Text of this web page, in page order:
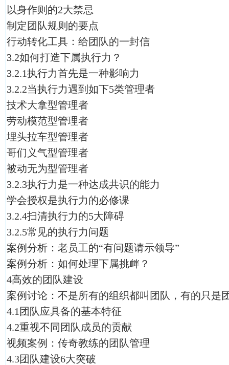
以身作则的2大禁忌
制定团队规则的要点
行动转化工具：给团队的一封信
3.2如何打造下属执行力？
3.2.1执行力首先是一种影响力
3.2.2当执行力遇到如下5类管理者
技术大拿型管理者
劳动模范型管理者
埋头拉车型管理者
哥们义气型管理者
被动无为型管理者
3.2.3执行力是一种达成共识的能力
学会授权是执行力的必修课
3.2.4扫清执行力的5大障碍
3.2.5常见的执行力问题
案例分析：老员工的“有问题请示领导”
案例分析：如何处理下属挑衅？
4高效的团队建设
案例讨论：不是所有的组织都叫团队，有的只是
4.1团队应具备的基本特征
4.2重视不同团队成员的贡献
视频案例：传奇教练的团队管理
4.3团队建设6大突破